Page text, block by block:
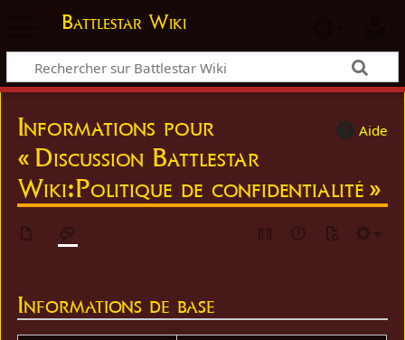
Battlestar Wiki
Aide
Informations pour
« Discussion Battlestar
Wiki:Politique de confidentialité »
Informations de base